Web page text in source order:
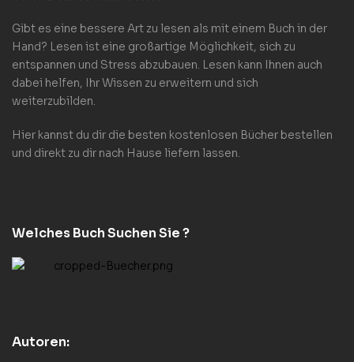
Gibt es eine bessere Art zu lesen als mit einem Buch in der
Hand? Lesen ist eine großartige Möglichkeit, sich zu
entspannen und Stress abzubauen. Lesen kann Ihnen auch
dabei helfen, Ihr Wissen zu erweitern und sich
weiterzubilden.
Hier kannst du dir die besten kostenlosen Bücher bestellen
und direkt zu dir nach Hause liefern lassen.
Welches Buch Suchen Sie ?
Autoren: